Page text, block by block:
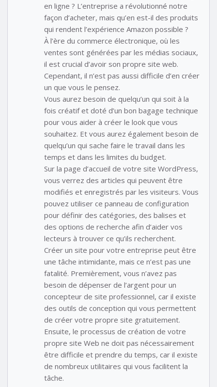
en ligne ? L’entreprise a révolutionné notre
façon d’acheter, mais qu’en est-il des produits
qui rendent l’expérience Amazon possible ?
À l’ère du commerce électronique, où les
ventes sont générées par les médias sociaux,
il est crucial d’avoir son propre site web.
Cependant, il n’est pas aussi difficile d’en créer
un que vous le pensez.
Vous aurez besoin de quelqu’un qui soit à la
fois créatif et doté d’un bon bagage technique
pour vous aider à créer le look que vous
souhaitez. Et vous aurez également besoin de
quelqu’un qui sache faire le travail dans les
temps et dans les limites du budget.
Sur la page d’accueil de votre site WordPress,
vous verrez des articles qui peuvent être
modifiés et enregistrés par les visiteurs. Vous
pouvez utiliser ce panneau de configuration
pour définir des catégories, des balises et
des options de recherche afin d’aider vos
lecteurs à trouver ce qu’ils recherchent.
Créer un site pour votre entreprise peut être
une tâche intimidante, mais ce n’est pas une
fatalité. Premièrement, vous n’avez pas
besoin de dépenser de l’argent pour un
concepteur de site professionnel, car il existe
des outils de conception qui vous permettent
de créer votre propre site gratuitement.
Ensuite, le processus de création de votre
propre site Web ne doit pas nécessairement
être difficile et prendre du temps, car il existe
de nombreux utilitaires qui vous facilitent la
tâche.